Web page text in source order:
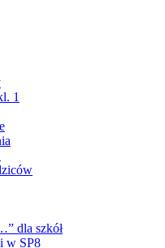
1
dla szkół
w SP8